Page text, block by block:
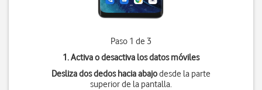
Paso 1 de 3
1. Activa o desactiva los datos móviles
Desliza dos dedos hacia abajodesde la parte
superior de la pantalla.